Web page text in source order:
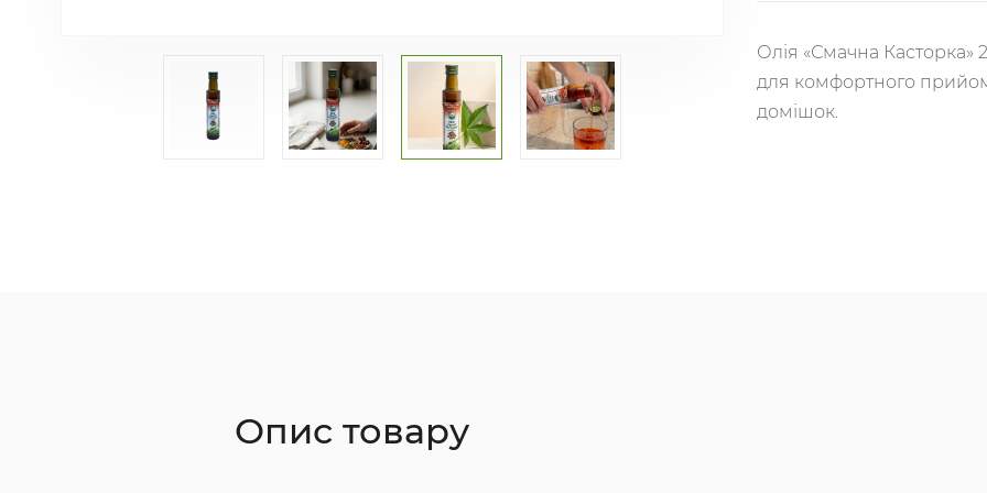
Олія «Смачна
для комфортного
домішок.
Опис товару